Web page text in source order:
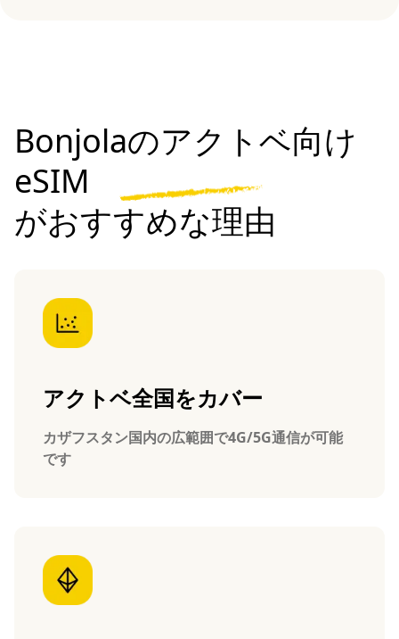
Bonjolaのアクトベ向け
eSIM
がおすすめな理由
アクトベ全国をカバー
カザフスタン国内の広範囲で4G/5G通信が可能
です